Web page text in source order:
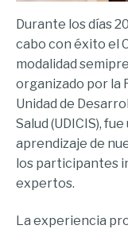
Durante los días
cabo con éxito el
modalidad
organizado por la
Unidad de
Salud (UDICIS),
aprendizaje de
los participantes
expertos.
La experiencia